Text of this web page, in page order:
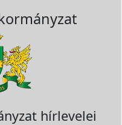
hírlevelei